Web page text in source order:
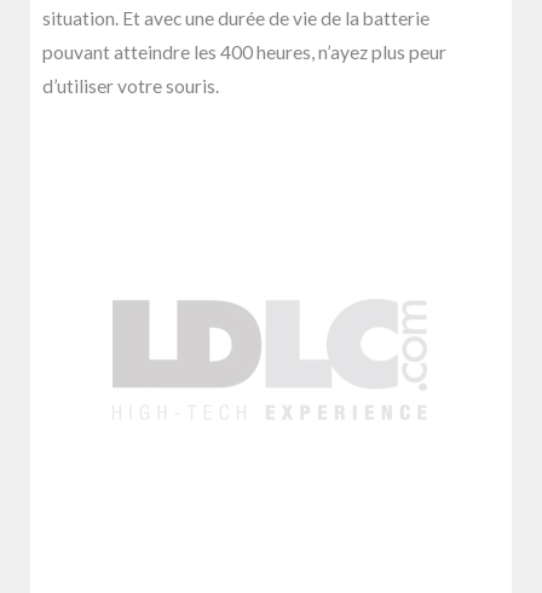
situation. Et avec une durée de vie de la batterie
pouvant atteindre les 400 heures, n’ayez plus peur
d’utiliser votre souris.